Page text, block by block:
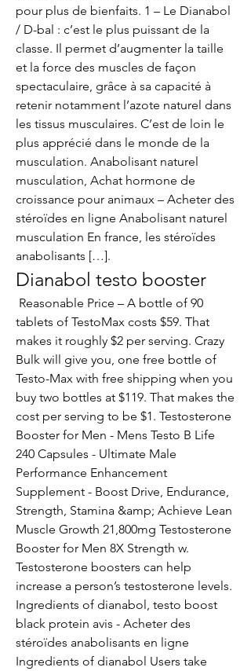
pour plus de bienfaits. 1 – Le Dianabol
/ D-bal : c’est le plus puissant de la
classe. Il permet d’augmenter la taille
et la force des muscles de façon
spectaculaire, grâce à sa capacité à
retenir notamment l’azote naturel dans
les tissus musculaires. C’est de loin le
plus apprécié dans le monde de la
musculation. Anabolisant naturel
musculation, Achat hormone de
croissance pour animaux – Acheter des
stéroïdes en ligne Anabolisant naturel
musculation En france, les stéroïdes
anabolisants […].
Dianabol testo booster
tablets of TestoMax costs $59. That
makes it roughly $2 per serving. Crazy
Bulk will give you, one free bottle of
Testo-Max with free shipping when you
buy two bottles at $119. That makes the
cost per serving to be $1. Testosterone
Booster for Men - Mens Testo B Life
240 Capsules - Ultimate Male
Performance Enhancement
Supplement - Boost Drive, Endurance,
Strength, Stamina &amp; Achieve Lean
Muscle Growth 21,800mg Testosterone
Booster for Men 8X Strength w.
Testosterone boosters can help
increase a person’s testosterone levels.
Ingredients of dianabol, testo boost
black protein avis - Acheter des
stéroïdes anabolisants en ligne
Ingredients of dianabol Users take